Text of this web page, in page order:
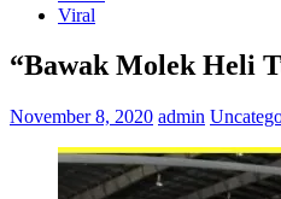
Viral
“Bawak Molek Heli
November 8, 2020 admin